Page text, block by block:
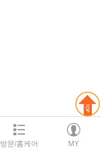
방문/홈케어 MY